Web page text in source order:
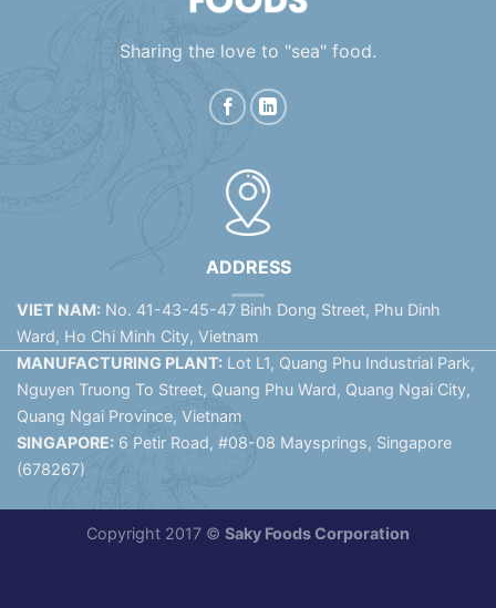
Sharing the love to "sea" food.
ADDRESS
VIET NAM: No. 41-43-45-47 Binh Dong Street, Phu Dinh
Ward, Ho Chi Minh City, Vietnam
MANUFACTURING PLANT: Lot L1, Quang Phu Industrial Park,
Nguyen Truong To Street, Quang Phu Ward, Quang Ngai City,
Quang Ngai Province, Vietnam
SINGAPORE: 6 Petir Road, #08-08 Maysprings, Singapore
(678267)
Copyright 2017 © Saky Foods Corporation